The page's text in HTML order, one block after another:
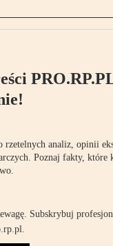
rzetelnych analiz, opinii
Poznaj fakty, które
Subskrybuj